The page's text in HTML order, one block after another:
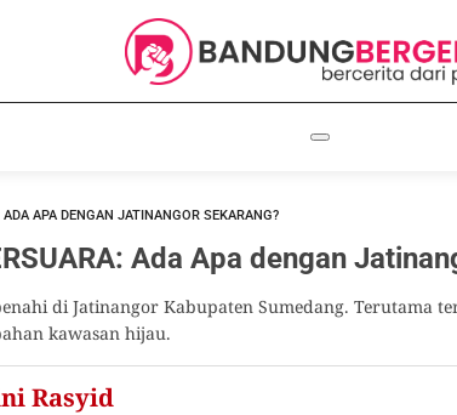
APA DENGAN JATINANGOR SEKARANG?
Ada Apa dengan
di Jatinangor Kabupaten Sumedang. Terutama
kawasan hijau.
Rasyid